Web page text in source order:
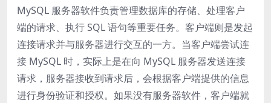
MySQL 服务器软件负责管理数据库的存储、处理客户
端的请求、执行 SQL 语句等重要任务。客户端则是发起
连接请求并与服务器进行交互的一方。当客户端尝试连
接 MySQL 时，实际上是在向 MySQL 服务器发送连接
请求，服务器接收到请求后，会根据客户端提供的信息
进行身份验证和授权。如果没有服务器软件，客户端就